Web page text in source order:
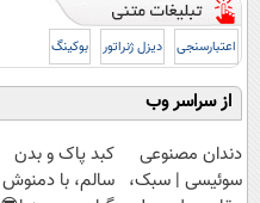
اعتبارسنجی دیزل ژنراتور بوکینگ
از سراسر وب
دندان مصنوعی
سوئیسی | سبک،
کبد پاک و بدن
سالم، با دمنوش